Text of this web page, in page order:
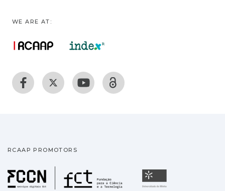
WE ARE AT:
RCAAP PROMOTORS
Fundação para a